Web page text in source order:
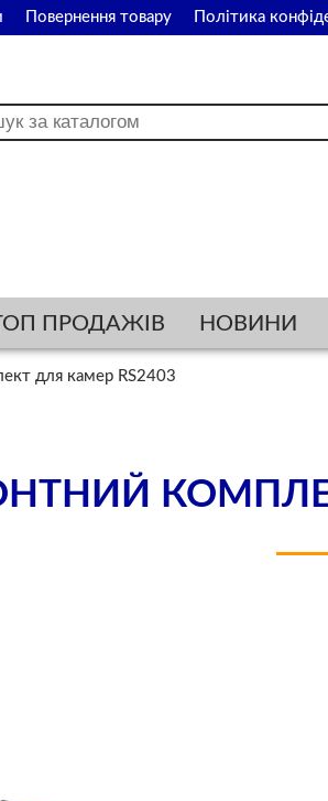
Повернення товару Політика
ПРОДАЖІВ НОВИНИ
для камер RS2403